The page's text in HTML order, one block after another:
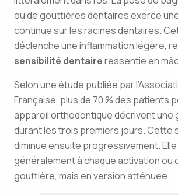
ou de gouttières dentaires exerce
continue sur les racines dentaires.
déclenche une inflammation légère,
sensibilité dentaireressentie en
Selon une étude publiée par
Française, plus de 70 % des patients
appareil orthodontique décrivent une
durant les trois premiers jours. Cette
diminue ensuite progressivement.
généralement à chaque activation ou
gouttière, mais en version atténuée.